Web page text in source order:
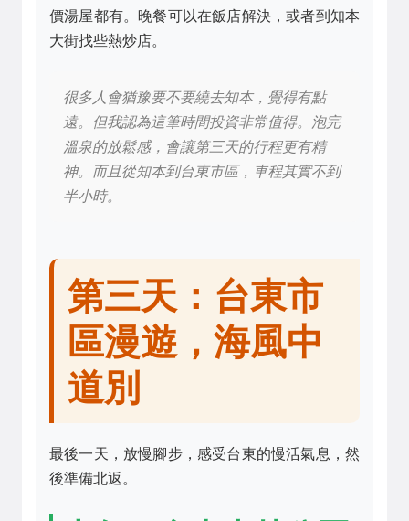
價湯屋都有。晚餐可以在飯店解決，或者到知本
大街找些熱炒店。
很多人會猶豫要不要繞去知本，覺得有點
遠。但我認為這筆時間投資非常值得。泡完
溫泉的放鬆感，會讓第三天的行程更有精
神。而且從知本到台東市區，車程其實不到
半小時。
第三天：台東市
區漫遊，海風中
道別
最後一天，放慢腳步，感受台東的慢活氣息，然
後準備北返。